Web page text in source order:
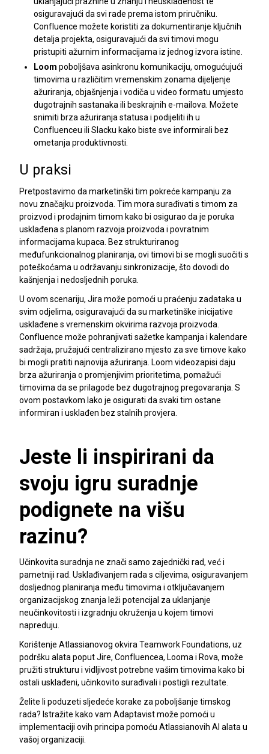
osiguravajući da svi rade prema istom priručniku.
Confluence možete koristiti za dokumentiranje ključnih
detalja projekta, osiguravajući da svi timovi mogu
pristupiti ažurnim informacijama iz jednog izvora istine.
Loom poboljšava asinkronu komunikaciju, omogućujući
timovima u različitim vremenskim zonama dijeljenje
ažuriranja, objašnjenja i vodiča u video formatu umjesto
dugotrajnih sastanaka ili beskrajnih e-mailova. Možete
snimiti brza ažuriranja statusa i podijeliti ih u
Confluenceu ili Slacku kako biste sve informirali bez
ometanja produktivnosti.
U praksi
Pretpostavimo da marketinški tim pokreće kampanju za
novu značajku proizvoda. Tim mora surađivati ​​s timom za
proizvod i prodajnim timom kako bi osigurao da je poruka
usklađena s planom razvoja proizvoda i povratnim
informacijama kupaca. Bez strukturiranog
međufunkcionalnog planiranja, ovi timovi bi se mogli suočiti s
poteškoćama u održavanju sinkronizacije, što dovodi do
kašnjenja i nedosljednih poruka.
U ovom scenariju, Jira može pomoći u praćenju zadataka u
svim odjelima, osiguravajući da su marketinške inicijative
usklađene s vremenskim okvirima razvoja proizvoda.
Confluence može pohranjivati ​​sažetke kampanja i kalendare
sadržaja, pružajući centralizirano mjesto za sve timove kako
bi mogli pratiti najnovija ažuriranja. Loom videozapisi daju
brza ažuriranja o promjenjivim prioritetima, pomažući
timovima da se prilagode bez dugotrajnog pregovaranja. S
ovom postavkom lako je osigurati da svaki tim ostane
informiran i usklađen bez stalnih provjera.
Jeste li inspirirani da
svoju igru ​​suradnje
podignete na višu
razinu?
Učinkovita suradnja ne znači samo zajednički rad, već i
pametniji rad. Usklađivanjem rada s ciljevima, osiguravanjem
dosljednog planiranja među timovima i otključavanjem
organizacijskog znanja leži potencijal za uklanjanje
neučinkovitosti i izgradnju okruženja u kojem timovi
napreduju.
Korištenje Atlassianovog okvira Teamwork Foundations, uz
podršku alata poput Jire, Confluencea, Looma i Rova, može
pružiti strukturu i vidljivost potrebne vašim timovima kako bi
ostali usklađeni, učinkovito surađivali i postigli rezultate.
Želite li poduzeti sljedeće korake za poboljšanje timskog
rada? Istražite kako vam Adaptavist može pomoći u
implementaciji ovih principa pomoću Atlassianovih AI alata u
vašoj organizaciji.